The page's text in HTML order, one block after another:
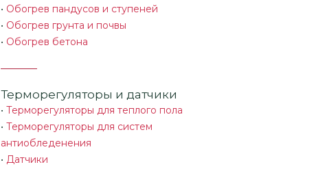
• Обогрев пандусов и ступеней
• Обогрев грунта и почвы
• Обогрев бетона
Терморегуляторы и датчики
• Терморегуляторы для теплого пола
• Терморегуляторы для систем
антиобледенения
• Датчики